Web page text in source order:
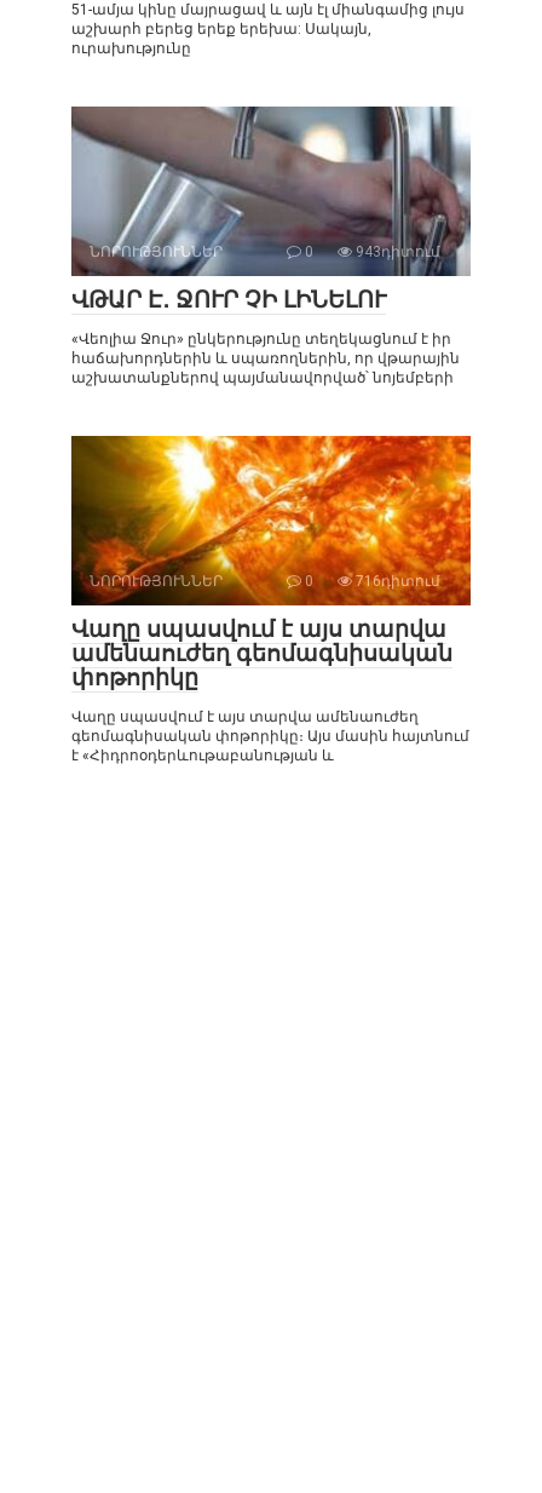
51-ամյա կինը մայրացավ և այն էլ միանգամից լույս
աշխարհ բերեց երեք երեխա: Սակայն,
ուրախությունը
ՆՈՐՈՒԹՅՈՒՆՆԵՐ 0 943դիտում
ՎԹԱՐ Է․ ՋՈՒՐ ՉԻ ԼԻՆԵԼՈՒ
«Վեոլիա Ջուր» ընկերությունը տեղեկացնում է իր
հաճախորդներին և սպառողներին, որ վթարային
աշխատանքներով պայմանավորված՝ նոյեմբերի
ՆՈՐՈՒԹՅՈՒՆՆԵՐ 0 716դիտում
Վաղը սպասվում է այս տարվա
ամենաուժեղ գեոմագնիսական
փոթորիկը
Վաղը սպասվում է այս տարվա ամենաուժեղ
գեոմագնիսական փոթորիկը։ Այս մասին հայտնում
է «Հիդրոօդերևութաբանության և